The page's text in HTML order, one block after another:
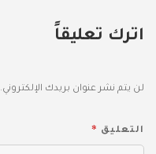
اترك تعليقاً
لن يتم نشر عنوان بريدك الإلكتروني.
التعليق *